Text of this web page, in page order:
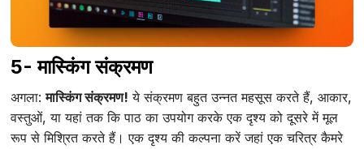
5- मास्किंग संक्रमण
अगला:मास्किंग संक्रमण! ये संक्रमण बहुत उन्नत महसूस करते हैं, आकार,
वस्तुओं, या यहां तक कि पाठ का उपयोग करके एक दृश्य को दूसरे में मूल
रूप से मिश्रित करते हैं। एक दृश्य की कल्पना करें जहां एक चरित्र कैमरे